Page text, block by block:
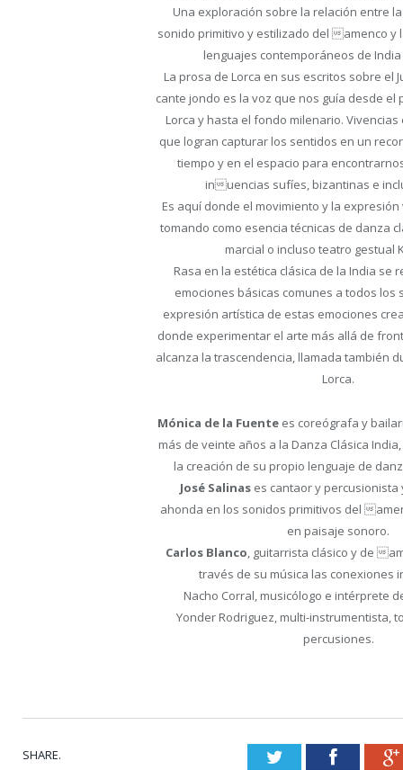
Una exploración sobre la relación entre
sonido primitivo y estilizado del amenco y
lenguajes contemporáneos de India
La prosa de Lorca en sus escritos sobre el
cante jondo es la voz que nos guía desde el
Lorca y hasta el fondo milenario.
que logran capturar los sentidos en un
tiempo y en el espacio para
inuencias sufíes, bizantinas e
Es aquí donde el movimiento y la
tomando como esencia técnicas de danza
marcial o incluso teatro gestual
Rasa en la estética clásica de la India se
emociones básicas comunes a todos los
expresión artística de estas emociones
donde experimentar el arte más allá de
alcanza la trascendencia, llamada también
Lorca.
Mónica de la Fuentees coreógrafa y
más de veinte años a la Danza Clásica
la creación de su propio lenguaje de
José Salinases cantaor y percusionista
ahonda en los sonidos primitivos del
en paisaje sonoro.
Carlos Blanco , guitarrista clásico y de
través de su música las conexiones
Nacho Corral, musicólogo e intérprete
Yonder Rodriguez, multi-instrumentista,
percusiones.
SHARE. Twitter